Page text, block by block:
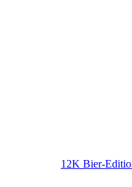
12K Bier-